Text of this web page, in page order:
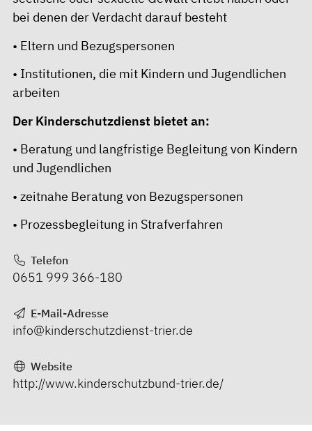
bei denen der Verdacht darauf besteht
• Eltern und Bezugspersonen
• Institutionen, die mit Kindern und Jugendlichen
arbeiten
Der Kinderschutzdienst bietet an:
• Beratung und langfristige Begleitung von Kindern
und Jugendlichen
• zeitnahe Beratung von Bezugspersonen
• Prozessbegleitung in Strafverfahren
Telefon
0651 999 366-180
E-Mail-Adresse
info@kinderschutzdienst-trier.de
Website
http://www.kinderschutzbund-trier.de/